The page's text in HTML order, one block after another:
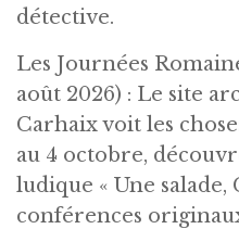
détective.
Les Journées
août 2026) : Le site
Carhaix voit les
au 4 octobre,
ludique « Une salade,
conférences